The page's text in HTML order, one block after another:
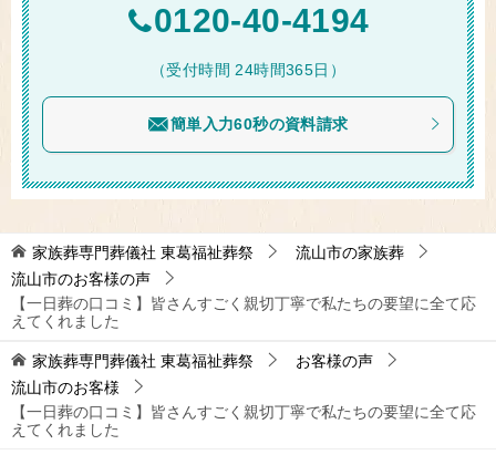
0120-40-4194
（受付時間 24時間365日）
簡単入力60秒の資料請求
家族葬専門葬儀社 東葛福祉葬祭
流山市の家族葬
流山市のお客様の声
【一日葬の口コミ】皆さんすごく親切丁寧で私たちの要望に全て応
えてくれました
家族葬専門葬儀社 東葛福祉葬祭
お客様の声
流山市のお客様
【一日葬の口コミ】皆さんすごく親切丁寧で私たちの要望に全て応
えてくれました